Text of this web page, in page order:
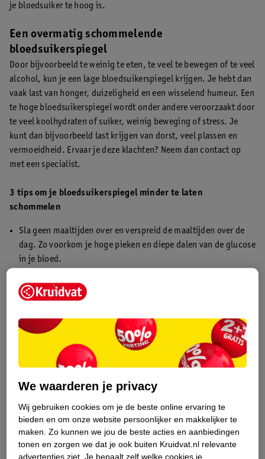
je bloedsuiker te hoog is.
Een overmatig schommelende
bloedsuikerspiegel
Door bijvoorbeeld te weinig te eten, te veel te bewegen of te veel
alcohol, kun je een lage bloedsuikerspiegel krijgen. Je hebt dan
vaak last van honger, duizeligheid en een wisselend humeur. Een
te hoge bloedsuikerspiegel wordt onder andere veroorzaakt door
te veel koolhydraten of suiker, weinig beweging of stress. Je
kunt dan bijvoorbeeld last krijgen van dorst, veel plassen en
vermoeidheid. Ervaar je deze klachten? Neem dan contact op
met een specialist.
3 tips om je bloedsuikerspiegel minder te laten
schommelen
Sla geen maaltijden over en verspreid de maaltijden over de
dag. Zo voorkom je hoge pieken en diepe dalen van de glucose
in je bloed.
aanmaak van cortisol en adrenaline verhoogd. Deze
hormonen zorgen ervoor dat je bloedsuikerspiegel
omhooggaat. Ben je dus een stresskip? Probeer dan
stressvolle situaties te vermijden!
Drink niet te veel alcohol. Als alcohol in je lichaam zit, wilt je
lichaam dit eerst wegwerken. Het weer vrij laten komen in je
Bloedsuikerspiegel meten
Het meten van je bloedsuiker is doe je eenvoudig zelf met een
bloedsuikermeter. Volg dit stappenplan:
We waarderen je privacy
Wij gebruiken cookies om je de beste online ervaring te
bieden en om onze website persoonlijker en makkelijker te
maken. Zo kunnen we jou de beste acties en aanbiedingen
tonen en zorgen we dat je ook buiten Kruidvat.nl relevante
advertenties ziet. Je bepaalt zelf welke cookies je